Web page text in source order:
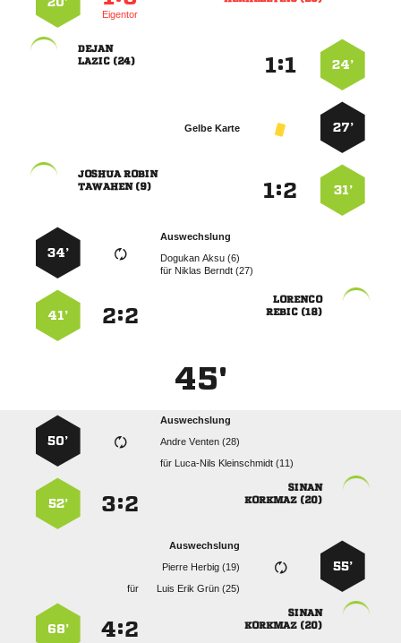
Eigentor
24’
:

 
27’
Gelbe Karte
31’
:
 
 
Auswechslung
  
für   
34’

 
:
41’
45'
Auswechslung
  
für   
50’

 
:
52’
55’
Auswechslung
  
für
   

 
:
68’